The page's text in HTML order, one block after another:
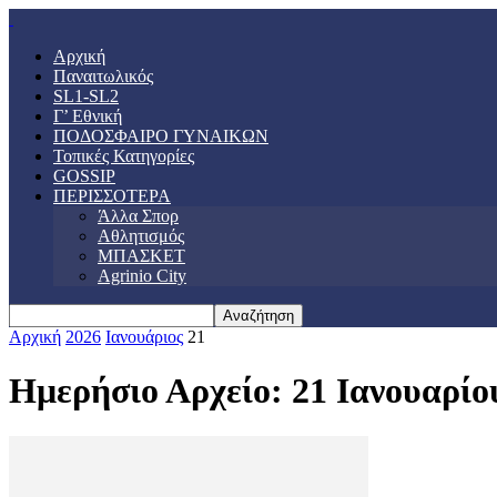
Αρχική
Παναιτωλικός
SL1-SL2
Γ’ Εθνική
ΠΟΔΟΣΦΑΙΡΟ ΓΥΝΑΙΚΩΝ
Τοπικές Κατηγορίες
GOSSIP
ΠΕΡΙΣΣΟΤΕΡΑ
Άλλα Σπορ
Αθλητισμός
ΜΠΑΣΚΕΤ
Agrinio City
Αρχική 2026 Ιανουάριος 21
Ημερήσιο Αρχείο: 21